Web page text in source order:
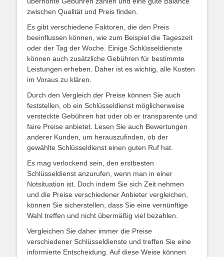
zwischen Qualität und Preis finden.
Es gibt verschiedene Faktoren, die den Preis
beeinflussen können, wie zum Beispiel die Tageszeit
oder der Tag der Woche. Einige Schlüsseldienste
können auch zusätzliche Gebühren für bestimmte
Leistungen erheben. Daher ist es wichtig, alle Kosten
im Voraus zu klären.
Durch den Vergleich der Preise können Sie auch
feststellen, ob ein Schlüsseldienst möglicherweise
versteckte Gebühren hat oder ob er transparente und
faire Preise anbietet. Lesen Sie auch Bewertungen
anderer Kunden, um herauszufinden, ob der
gewählte Schlüsseldienst einen guten Ruf hat.
Es mag verlockend sein, den erstbesten
Schlüsseldienst anzurufen, wenn man in einer
Notsituation ist. Doch indem Sie sich Zeit nehmen
und die Preise verschiedener Anbieter vergleichen,
können Sie sicherstellen, dass Sie eine vernünftige
Wahl treffen und nicht übermäßig viel bezahlen.
Vergleichen Sie daher immer die Preise
verschiedener Schlüsseldienste und treffen Sie eine
informierte Entscheidung. Auf diese Weise können